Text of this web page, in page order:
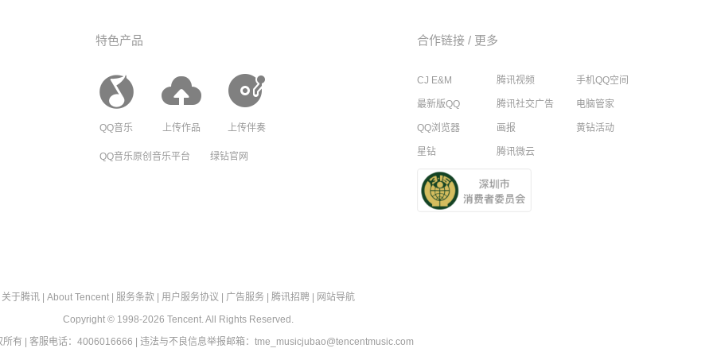
特色产品
QQ音乐 上传作品 上传伴奏
QQ音乐原创音乐平台 绿钻官网
合作链接 / 更多
CJ E&M 腾讯视频 手机QQ空间
最新版QQ 腾讯社交广告 电脑管家
QQ浏览器 画报 黄钻活动
星钻 腾讯微云
关于腾讯 About Tencent 服务条款 用户服务协议 广告服务 腾讯招聘
网站导航
Copyright © 1998-2026 Tencent. All Rights Reserved.
所有 | 客服电话：4006016666 | 违法与不良信息举报邮箱：tme_musicjubao@tencentmusic.com